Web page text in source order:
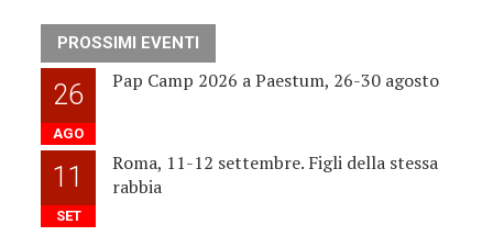
PROSSIMI EVENTI
26
AGO
Pap Camp 2026 a Paestum, 26-30 agosto
11
SET
Roma, 11-12 settembre. Figli della stessa
rabbia